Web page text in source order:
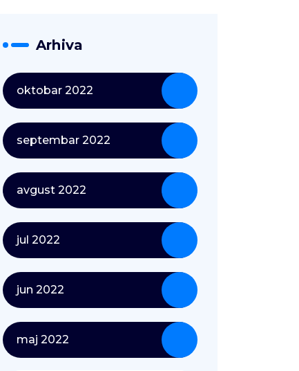
Arhiva
oktobar 2022
septembar 2022
avgust 2022
jul 2022
jun 2022
maj 2022